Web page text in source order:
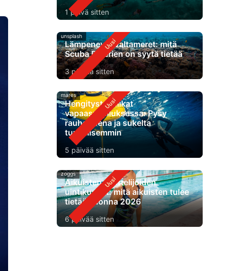
1 päivä sitten
unsplash
Lämpenevät valtameret: mitä
Scuba Diverien on syytä tietää
3 päivää sitten
mares
Hengitystekniikat
vapaasukelluksessa: Pysy
rauhallisena ja sukelta
turvallisemmin
5 päivää sitten
zoggs
Aikuisten aloittelijoiden
uintikurssit: mitä aikuisten tulee
tietää vuonna 2026
6 päivää sitten